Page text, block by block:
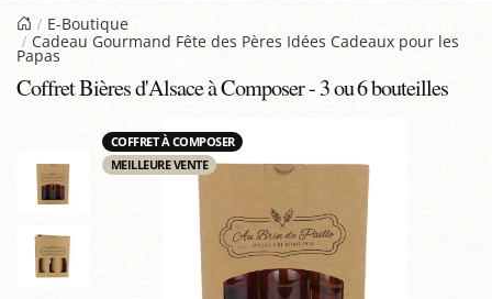
E-Boutique
Cadeau Gourmand Fête des Pères Idées Cadeaux pour les
Papas
Coffret Bières d'Alsace à Composer - 3 ou 6 bouteilles
COFFRET À COMPOSER
MEILLEURE VENTE